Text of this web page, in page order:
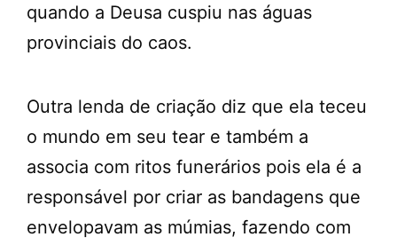
quando a Deusa cuspiu nas águas
provinciais do caos.
Outra lenda de criação diz que ela teceu
o mundo em seu tear e também a
associa com ritos funerários pois ela é a
responsável por criar as bandagens que
envelopavam as múmias, fazendo com